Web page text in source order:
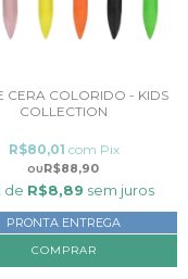
CERA COLORIDO - KIDS
COLLECTION
R$88,90
R$80,01 com Pix
de R$8,89 sem juros
PRONTA ENTREGA